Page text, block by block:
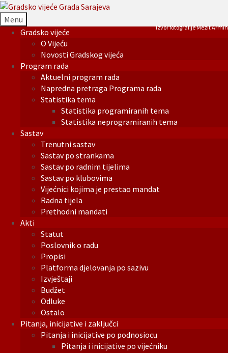
Menu
Gradsko vijeće
O Vijeću
Novosti Gradskog vijeća
Program rada
Aktuelni program rada
Napredna pretraga Programa rada
Statistika tema
Statistika programiranih tema
Statistika neprogramiranih tema
Sastav
Trenutni sastav
Sastav po strankama
Sastav po radnim tijelima
Sastav po klubovima
Vijećnici kojima je prestao mandat
Radna tijela
Prethodni mandati
Akti
Statut
Poslovnik o radu
Propisi
Platforma djelovanja po sazivu
Izvještaji
Budžet
Odluke
Ostalo
Pitanja, inicijative i zaključci
Pitanja i inicijative po podnosiocu
Pitanja i inicijative po vijećniku
Izvor fotografije Mezit Armin